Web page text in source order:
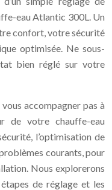
eau Atlantic 300L. Un
confort, votre sécurité
optimisée. Ne sous-
bien réglé sur votre
accompagner pas à
de votre chauffe-eau
l’optimisation de
courants, pour
Nous explorerons
de réglage et les